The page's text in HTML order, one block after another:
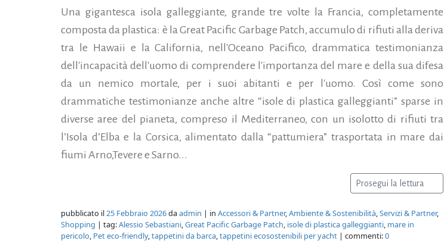
Una gigantesca isola galleggiante, grande tre volte la Francia, completamente
composta da plastica: è la Great Pacific Garbage Patch, accumulo di rifiuti alla deriva
tra le Hawaii e la California, nell'Oceano Pacifico, drammatica testimonianza
dell'incapacità dell'uomo di comprendere l'importanza del mare e della sua difesa
da un nemico mortale, per i suoi abitanti e per l'uomo. Così come sono
drammatiche testimonianze anche altre “isole di plastica galleggianti” sparse in
diverse aree del pianeta, compreso il Mediterraneo, con un isolotto di rifiuti tra
l’Isola d’Elba e la Corsica, alimentato dalla “pattumiera” trasportata in mare dai
fiumi Arno,Tevere e Sarno...
Prosegui la lettura
pubblicato il25 Febbraio 2026daadmin | in Accessori & Partner,Ambiente & Sostenibilità,Servizi & Partner,
Shopping | tag:Alessio Sebastiani,Great Pacific Garbage Patch, isole di plastica galleggianti, mare in
pericolo, Pet eco-friendly,tappetini da barca,tappetini ecosostenibili per yacht | commenti:0